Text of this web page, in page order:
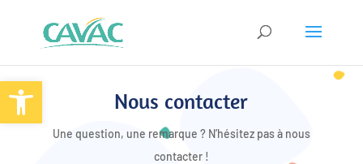
Ouvrir la barre d’outils Nous contacter
Une question, une remarque ? N’hésitez pas à nous
contacter !